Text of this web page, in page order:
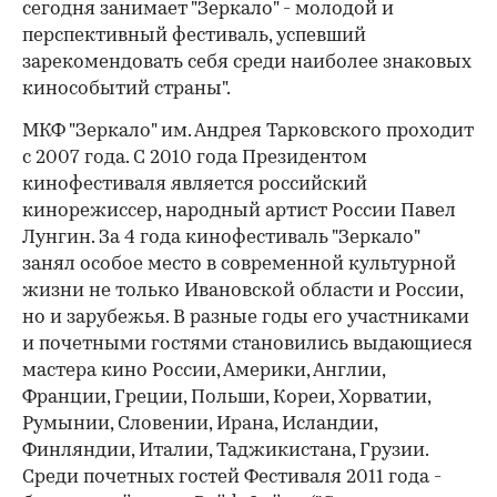
сегодня занимает "Зеркало" - молодой и
перспективный фестиваль, успевший
зарекомендовать себя среди наиболее знаковых
кинособытий страны".
МКФ "Зеркало" им. Андрея Тарковского проходит
с 2007 года. С 2010 года Президентом
кинофестиваля является российский
кинорежиссер, народный артист России Павел
Лунгин. За 4 года кинофестиваль "Зеркало"
занял особое место в современной культурной
жизни не только Ивановской области и России,
но и зарубежья. В разные годы его участниками
и почетными гостями становились выдающиеся
мастера кино России, Америки, Англии,
Франции, Греции, Польши, Кореи, Хорватии,
Румынии, Словении, Ирана, Исландии,
Финляндии, Италии, Таджикистана, Грузии.
Среди почетных гостей Фестиваля 2011 года -